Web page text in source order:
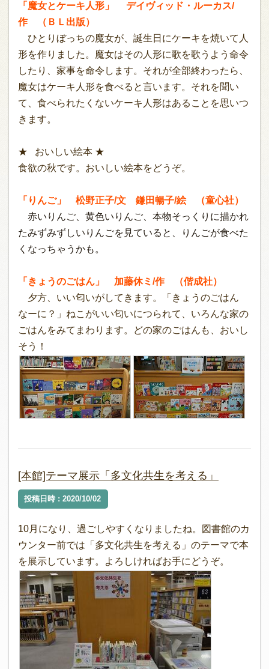
「魔女とケーキ人形」 デイヴィッド・ルーカス/
作 （ＢＬ出版）
ひとりぼっちの魔女が、誕生日にケーキを焼いて人
形を作りました。魔女はその人形に歌を歌うよう命令
したり、家事を命令します。それが全部終わったら、
魔女はケーキ人形を食べると言います。それを聞い
て、食べられたくないケーキ人形はあることを思いつ
きます。
★ おいしい絵本 ★
食欲の秋です。おいしい絵本をどうぞ。
「りんご」 松野正子/文 鎌田暢子/絵 （童心社）
赤いりんご、黄色いりんご、本物そっくりに描かれ
たみずみずしいりんごを見ていると、りんごが食べた
くなっちゃうかも。
「きょうのごはん」 加藤休ミ/作 （偕成社）
夕方、いい匂いがしてきます。「きょうのごはん
なーに？」ねこがいい匂いにつられて、いろんな家の
ごはんをみてまわります。どの家のごはんも、おいし
そう！
[本館]テーマ展示「多文化共生を考える」
投稿日時 : 2020/10/02
10月になり、過ごしやすくなりましたね。図書館のカ
ウンター前では「多文化共生を考える」のテーマで本
を展示しています。よろしければお手にどうぞ。